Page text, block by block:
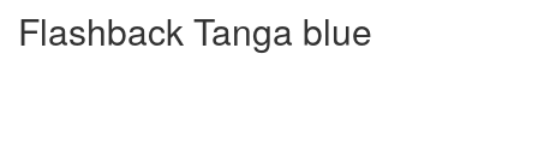
Flashback Tanga blue